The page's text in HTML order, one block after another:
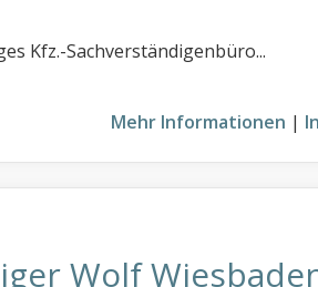
Kfz.-Sachverständigenbüro...
Mehr Informationen |
Wolf